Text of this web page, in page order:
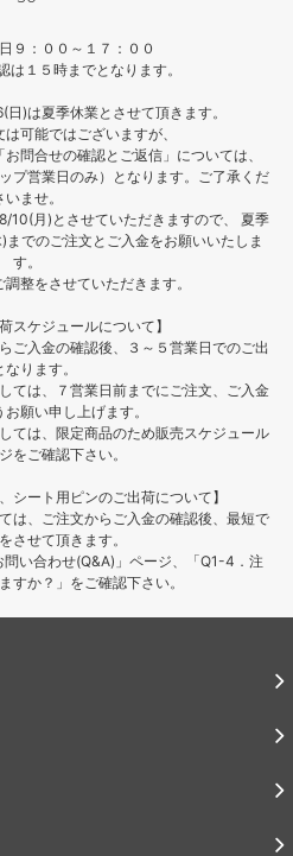
９：００～１７：００
１５時までとなります。
)は夏季休業とさせて頂きます。
可能ではございますが、
問合せの確認とご返信」については、
プ営業日のみ）となります。ご了承くだ
いませ。
10(月)とさせていただきますので、 夏季
でのご注文とご入金をお願いいたしま
す。
整をさせていただきます。
スケジュールについて】
ご入金の確認後、３～５営業日でのご出
なります。
ては、７営業日前までにご注文、ご入金
願い申し上げます。
ては、限定商品のため販売スケジュール
をご確認下さい。
シート用ピンのご出荷について】
は、ご注文からご入金の確認後、最短で
させて頂きます。
い合わせ(Q&A)」ページ、「Q1-4．注
すか？」をご確認下さい。